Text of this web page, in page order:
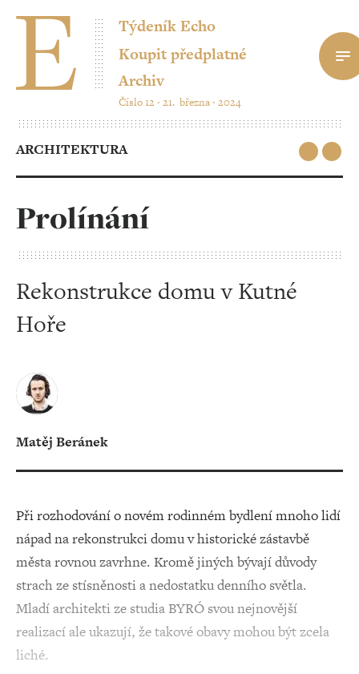
Týdeník Echo
Koupit předplatné
Archiv
Číslo 12 ‧ 21. března ‧ 2024
ARCHITEKTURA
Prolínání
Rekonstrukce domu v Kutné
Hoře
Matěj Beránek
Při rozhodování o novém rodinném bydlení mnoho lidí
nápad na rekonstrukci domu v historické zástavbě
města rovnou zavrhne. Kromě jiných bývají důvody
strach ze stísněnosti a nedostatku denního světla.
Mladí architekti ze studia BYRÓ svou nejnovější
realizací ale ukazují, že takové obavy mohou být zcela
liché.